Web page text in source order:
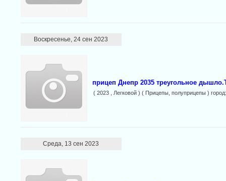
Воскресенье, 24 сен 2023
прицеп Днепр 2035 треугольное
( 2023 , Легковой ) ( Прицепы, полуприцепы )
Среда, 13 сен 2023